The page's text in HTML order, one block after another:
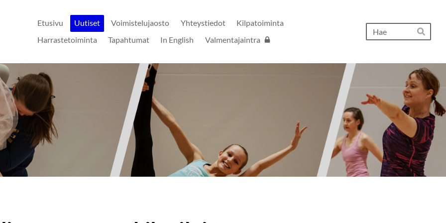
Etusivu Uutiset Voimistelujaosto Yhteystiedot
Kilpatoiminta
Harrastetoiminta
Tapahtumat In English Valmentajaintra Hae